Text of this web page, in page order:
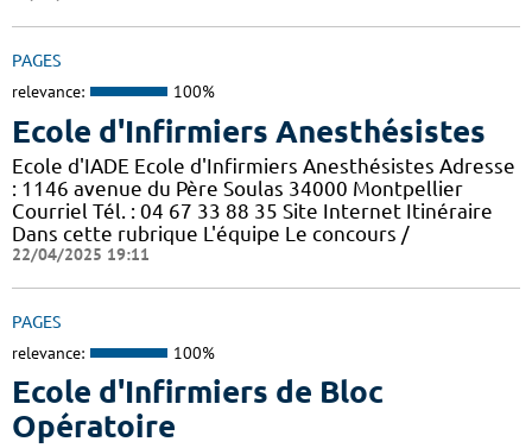
PAGES
relevance: 100%
Ecole d'Infirmiers Anesthésistes
Ecole d'IADE Ecole d'Infirmiers Anesthésistes Adresse
: 1146 avenue du Père Soulas 34000 Montpellier
Courriel Tél. : 04 67 33 88 35 Site Internet Itinéraire
Dans cette rubrique L'équipe Le concours /
22/04/2025 19:11
PAGES
relevance: 100%
Ecole d'Infirmiers de Bloc
Opératoire